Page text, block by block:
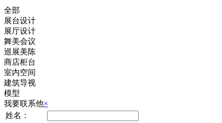
全部
展台设计
展厅设计
舞美会议
巡展美陈
商店柜台
室内空间
建筑导视
模型
我要联系他×
姓名：